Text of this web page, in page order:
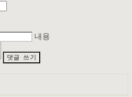
내용
댓글 쓰기